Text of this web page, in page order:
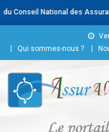
National des
Qui sommes-nous ?